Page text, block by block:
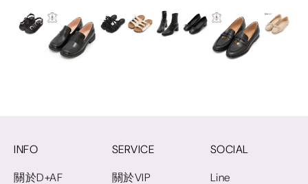
INFO
關於D+AF
SERVICE
關於VIP
SOCIAL
Line